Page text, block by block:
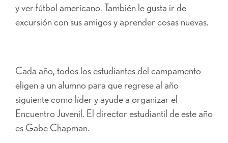
y ver fútbol americano. También le gusta ir de
excursión con sus amigos y aprender cosas nuevas.
Cada año, todos los estudiantes del campamento
eligen a un alumno para que regrese al año
siguiente como líder y ayude a organizar el
Encuentro Juvenil. El director estudiantil de este año
es Gabe Chapman.